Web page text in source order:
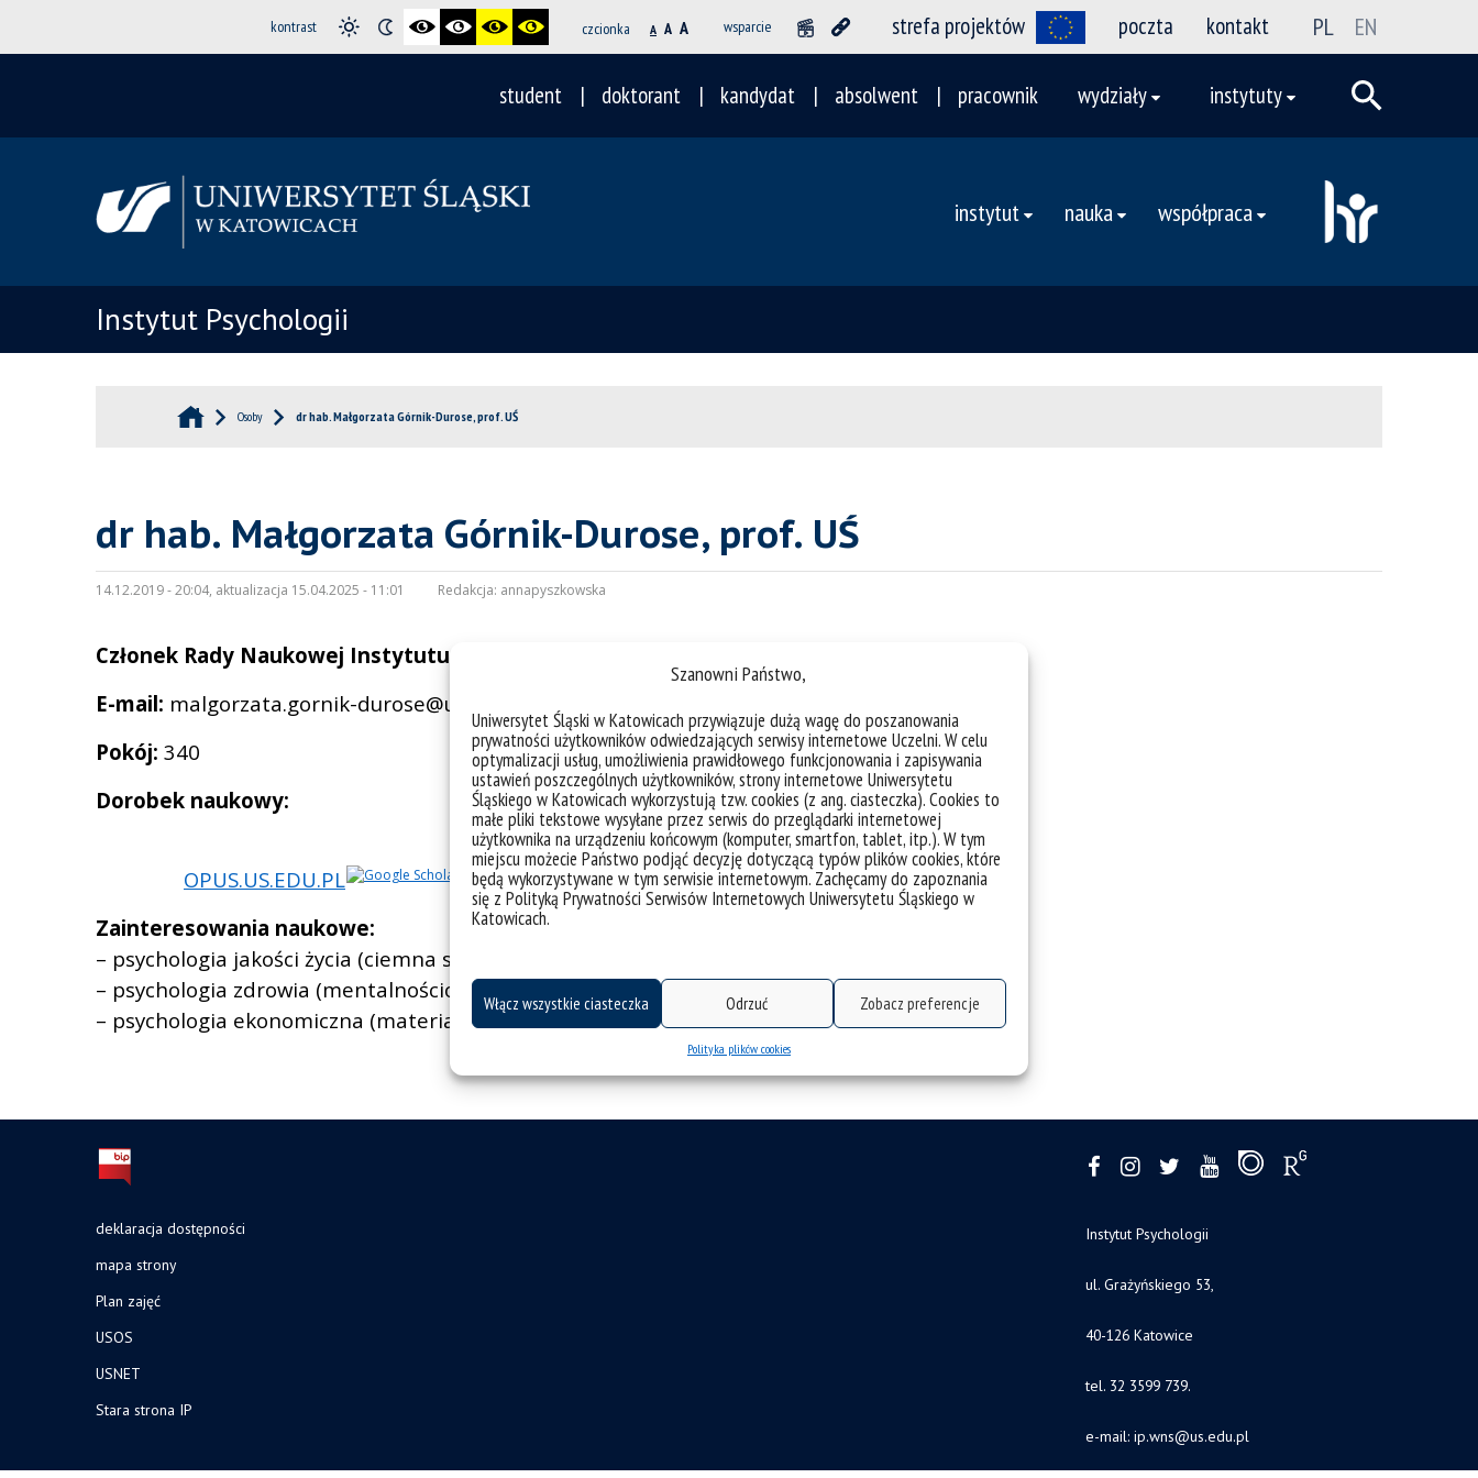
Szanowni Państwo,
Uniwersytet Śląski w Katowicach przywiązuje dużą wagę do poszanowania
prywatności użytkowników odwiedzających serwisy internetowe Uczelni. W celu
optymalizacji usług, umożliwienia prawidłowego funkcjonowania i zapisywania
ustawień poszczególnych użytkowników, strony internetowe Uniwersytetu
Śląskiego w Katowicach wykorzystują tzw. cookies (z ang. ciasteczka). Cookies to
małe pliki tekstowe wysyłane przez serwis do przeglądarki internetowej
użytkownika na urządzeniu końcowym (komputer, smartfon, tablet, itp.). W tym
miejscu możecie Państwo podjąć decyzję dotyczącą typów plików cookies, które
będą wykorzystywane w tym serwisie internetowym. Zachęcamy do zapoznania
się z Polityką Prywatności Serwisów Internetowych Uniwersytetu Śląskiego w
Katowicach.
Włącz wszystkie ciasteczka Odrzuć Zobacz preferencje
Polityka plików cookies
kontrast czcionka A A A wsparcie strefa projektów poczta kontakt PL EN
student doktorant kandydat absolwent pracownik wydziały instytuty
instytut nauka współpraca
Instytut Psychologii
Osoby dr hab. Małgorzata Górnik-Durose, prof. UŚ
dr hab. Małgorzata Górnik-Durose, prof. UŚ
14.12.2019 - 20:04, aktualizacja 15.04.2025 - 11:01 Redakcja: annapyszkowska
Członek Rady Naukowej Instytutu Psychologii
E-mail: malgorzata.gornik-durose@us.edu.pl
Pokój: 340
Dorobek naukowy:
OPUS.US.EDU.PL
Zainteresowania naukowe:
– psychologia jakości życia (ciemna strona dobrostanu psychicznego),
– psychologia zdrowia (mentalnościowe uwikłania zdrowia i zachowań zdrowotnych),
– psychologia ekonomiczna (materializm a jakość życia).
deklaracja dostępności
mapa strony
Plan zajęć
USOS
USNET
Stara strona IP
Instytut Psychologii
ul. Grażyńskiego 53,
40-126 Katowice
tel. 32 3599 739.
e-mail: ip.wns@us.edu.pl